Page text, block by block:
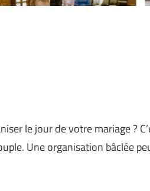
le jour de votre mariage ?
Une organisation bâclée